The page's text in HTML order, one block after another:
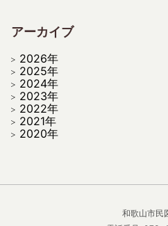
アーカイブ
2026年
2025年
2024年
2023年
2022年
2021年
2020年
和歌山市民